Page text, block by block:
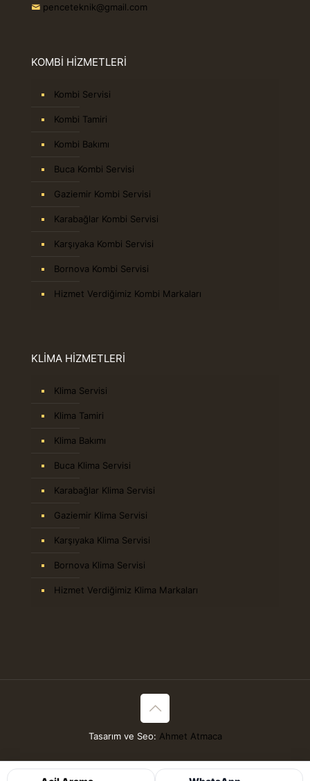
penceteknik@gmail.com
KOMBİ HİZMETLERİ
Kombi Servisi
Kombi Tamiri
Kombi Bakımı
Buca Kombi Servisi
Gaziemir Kombi Servisi
Karabağlar Kombi Servisi
Karşıyaka Kombi Servisi
Bornova Kombi Servisi
Hizmet Verdiğimiz Kombi Markaları
KLİMA HİZMETLERİ
Klima Servisi
Klima Tamiri
Klima Bakımı
Buca Klima Servisi
Karabağlar Klima Servisi
Gaziemir Klima Servisi
Karşıyaka Klima Servisi
Bornova Klima Servisi
Hizmet Verdiğimiz Klima Markaları
Tasarım ve Seo: Ahmet Atmaca